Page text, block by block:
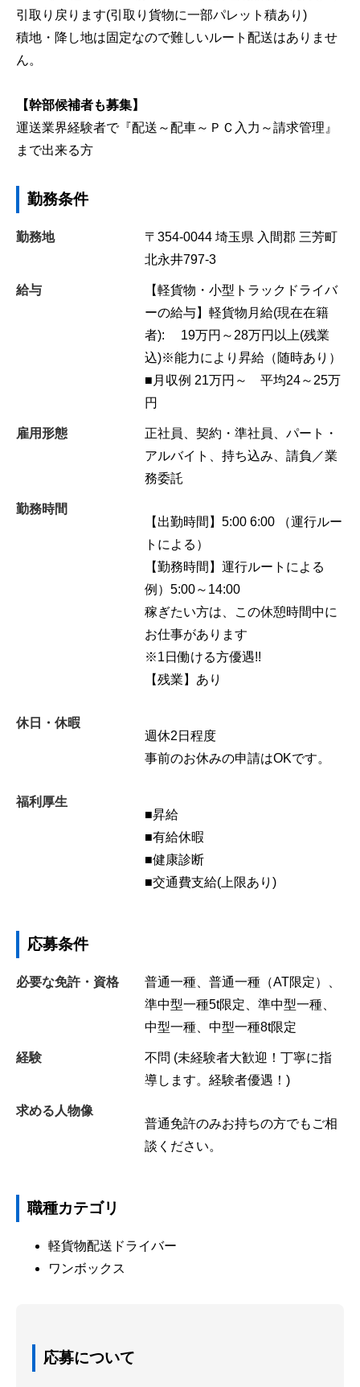
引取り戻ります(引取り貨物に一部パレット積あり)
積地・降し地は固定なので難しいルート配送はありませ
ん。
【幹部候補者も募集】
運送業界経験者で『配送～配車～ＰＣ入力～請求管理』
まで出来る方
勤務条件
勤務地 〒354-0044 埼玉県 入間郡 三芳町
北永井797-3
給与
【軽貨物・小型トラックドライバ
ーの給与】軽貨物月給(現在在籍
者): 19万円～28万円以上(残業
込)※能力により昇給（随時あり）
■月収例 21万円～ 平均24～25万
円
雇用形態
正社員、契約・準社員、パート・
アルバイト、持ち込み、請負／業
務委託
勤務時間
【出勤時間】5:00 6:00 （運行ルー
トによる）
【勤務時間】運行ルートによる
例）5:00～14:00
稼ぎたい方は、この休憩時間中に
お仕事があります
※1日働ける方優遇!!
【残業】あり
休日・休暇
週休2日程度
事前のお休みの申請はOKです。
福利厚生
■昇給
■有給休暇
■健康診断
■交通費支給(上限あり)
応募条件
必要な免許・資格
普通一種、普通一種（AT限定）、
準中型一種5t限定、準中型一種、
中型一種、中型一種8t限定
経験
不問 (未経験者大歓迎！丁寧に指
導します。経験者優遇！)
求める人物像
普通免許のみお持ちの方でもご相
談ください。
職種カテゴリ
軽貨物配送ドライバー
ワンボックス
応募について